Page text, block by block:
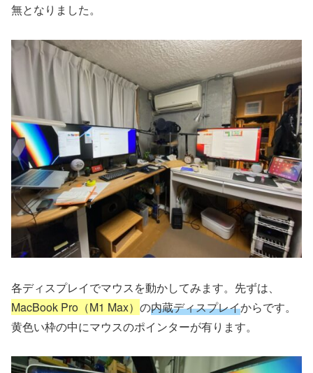
無となりました。
各ディスプレイでマウスを動かしてみます。先ずは、
MacBook Pro（M1 Max） の内蔵ディスプレイからです。
黄色い枠の中にマウスのポインターが有ります。